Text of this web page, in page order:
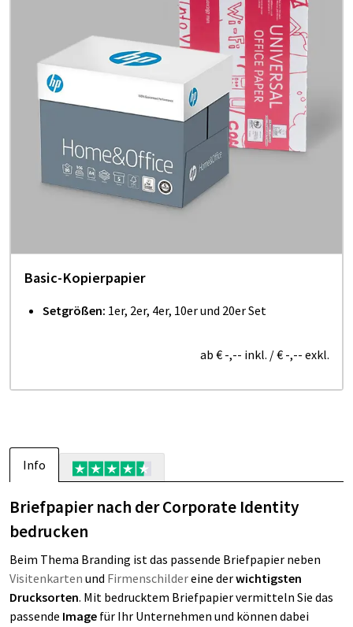
Basic-Kopierpapier
Setgrößen: 1er, 2er, 4er, 10er und 20er Set
ab € -,-- inkl. /€ -,-- exkl.
Info
Briefpapier nach der Corporate Identity
bedrucken
Beim Thema Branding ist das passende Briefpapier neben
Visitenkarten und Firmenschildereine derwichtigsten
Drucksorten. Mit bedrucktem Briefpapier vermitteln Sie das
passende Image für Ihr Unternehmen und können dabei